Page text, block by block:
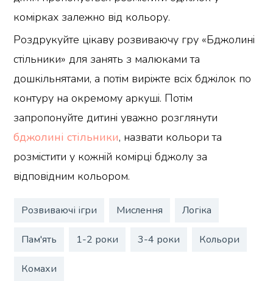
комірках залежно від кольору.
Роздрукуйте цікаву розвиваючу гру «Бджолині
стільники» для занять з малюками та
дошкільнятами, а потім виріжте всіх бджілок по
контуру на окремому аркуші. Потім
запропонуйте дитині уважно розглянути
бджолині стільники, назвати кольори та
розмістити у кожній комірці бджолу за
відповідним кольором.
Розвиваючі ігри Мислення Логіка
Пам'ять 1-2 роки 3-4 роки Кольори
Комахи